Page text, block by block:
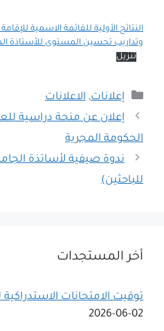
النتائج الأولية للقائمة الاسمية
وتداريب تحسين المستوى للأستاذة
تنزيل
التصنيفات
إعلانات,الاعلانات
الحكومة المجرية
للباحثين)
أخر المستجدات
توقيت الامتحانات
02-06-2026